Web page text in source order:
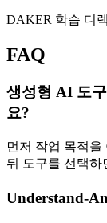
DAKER 학습 디
FAQ
생성형 AI 도
요?
먼저 작업 목적을
뒤 도구를 선택하
Understand-